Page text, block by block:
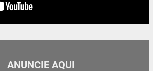
ANUNCIE AQUI